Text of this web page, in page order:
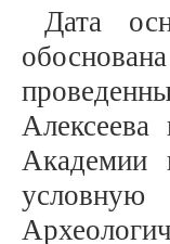
Дата
Академии